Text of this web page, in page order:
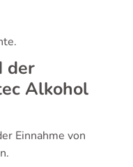
der
Alkohol
Einnahme von